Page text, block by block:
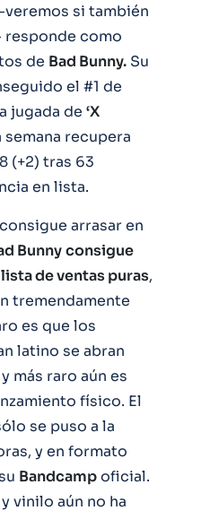
si también
como
de Bad Bunny. Su
el #1 de
jugada de ‘X
semana recupera
(+2) tras 63
en lista.
arrasar en
Bunnyconsigue
de ventas puras,
tremendamente
es que los
latino se abran
más raro aún es
físico. El
se puso a la
y en formato
Bandcampoficial.
vinilo aún no ha